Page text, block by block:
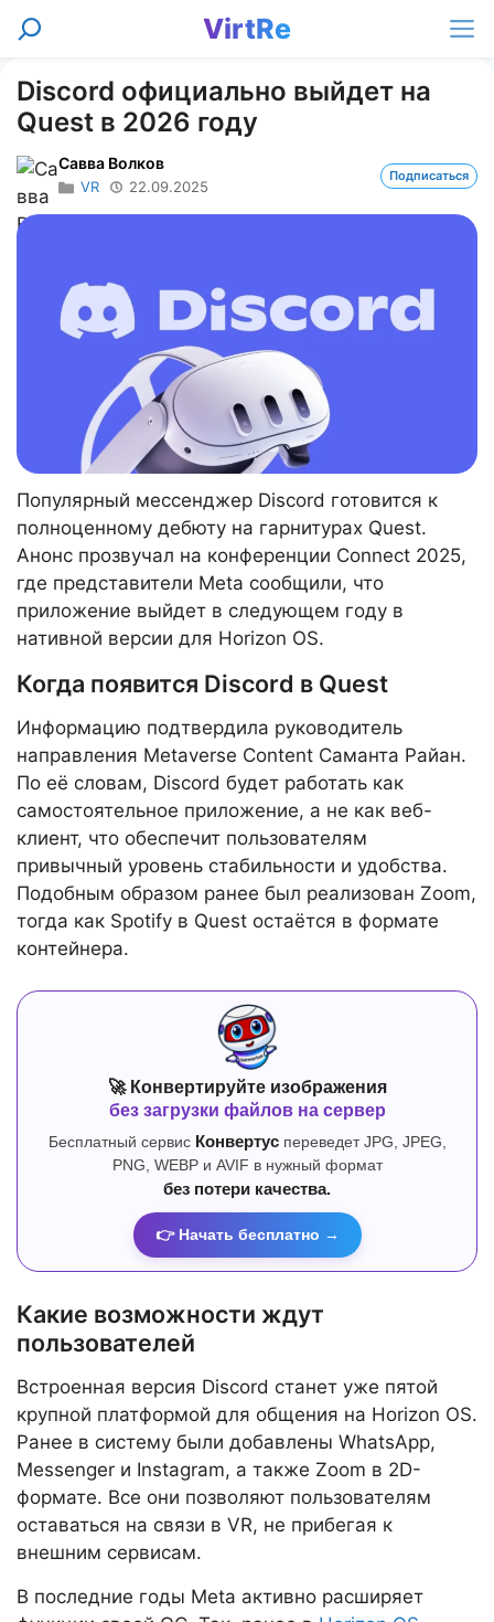
Перейти
VirtRe
Поиск
Discord официально выйдет на
Quest в 2026 году
Савва Волков
VR 22.09.2025
Подписаться
Популярный мессенджер Discord готовится к
полноценному дебюту на гарнитурах Quest.
Анонс прозвучал на конференции Connect 2025,
где представители Meta сообщили, что
приложение выйдет в следующем году в
нативной версии для Horizon OS.
Когда появится Discord в Quest
Информацию подтвердила руководитель
направления Metaverse Content Саманта Райан.
По её словам, Discord будет работать как
самостоятельное приложение, а не как веб-
клиент, что обеспечит пользователям
привычный уровень стабильности и удобства.
Подобным образом ранее был реализован Zoom,
тогда как Spotify в Quest остаётся в формате
контейнера.
🚀 Конвертируйте изображения
без загрузки файлов на сервер
Бесплатный сервис Конвертуспереведет JPG, JPEG,
PNG, WEBP и AVIF в нужный формат
без потери качества.
👉 Начать бесплатно →
Какие возможности ждут
пользователей
Встроенная версия Discord станет уже пятой
крупной платформой для общения на Horizon OS.
Ранее в систему были добавлены WhatsApp,
Messenger и Instagram, а также Zoom в 2D-
формате. Все они позволяют пользователям
оставаться на связи в VR, не прибегая к
внешним сервисам.
В последние годы Meta активно расширяет